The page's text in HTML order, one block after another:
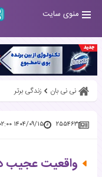
منوی سایت
نی نی بان زندگی برتر
۲۵۵۴۶۳ ۱۴۰۴/۰۹/۱۵ ۱۶:۰۲:۰۰
واقعیت عجیب